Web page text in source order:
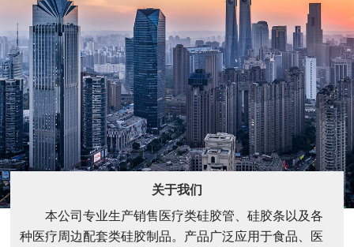
关于我们
本公司专业生产销售医疗类硅胶管、硅胶条以及各
种医疗周边配套类硅胶制品。产品广泛应用于食品、医